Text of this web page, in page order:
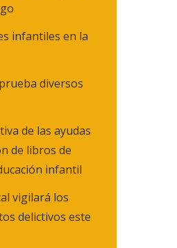
infantiles en la
diversos
de las ayudas
de libros de
infantil
vigilará los
delictivos este